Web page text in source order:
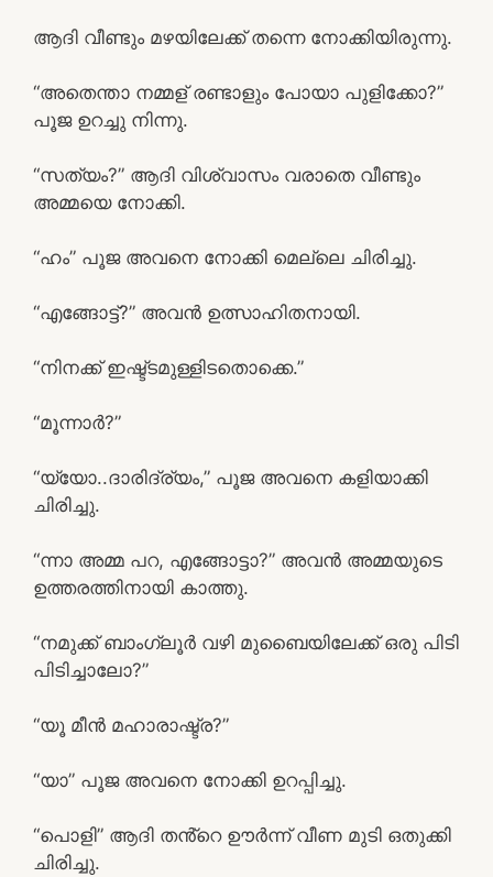
ആദി വീണ്ടും മഴയിലേക്ക് തന്നെ നോക്കിയിരുന്നു.
“അതെന്താ നമ്മള് രണ്ടാളും പോയാ പുളിക്കോ?”
പൂജ ഉറച്ചു നിന്നു.
“സത്യം?” ആദി വിശ്വാസം വരാതെ വീണ്ടും
അമ്മയെ നോക്കി.
“ഹം” പൂജ അവനെ നോക്കി മെല്ലെ ചിരിച്ചു.
“എങ്ങോട്ട്?” അവൻ ഉത്സാഹിതനായി.
“നിനക്ക് ഇഷ്ട്ടമുള്ളിടതൊക്കെ.”
“മൂന്നാർ?”
“യ്യോ..ദാരിദ്ര്യം,” പൂജ അവനെ കളിയാക്കി
ചിരിച്ചു.
“ന്നാ അമ്മ പറ, എങ്ങോട്ടാ?” അവൻ അമ്മയുടെ
ഉത്തരത്തിനായി കാത്തു.
“നമുക്ക് ബാംഗ്ലൂർ വഴി മുബൈയിലേക്ക് ഒരു പിടി
പിടിച്ചാലോ?”
“യൂ മീൻ മഹാരാഷ്ട്ര?”
“യാ” പൂജ അവനെ നോക്കി ഉറപ്പിച്ചു.
“പൊളി” ആദി തൻ്റെ ഊർന്ന് വീണ മുടി ഒതുക്കി
ചിരിച്ചു.